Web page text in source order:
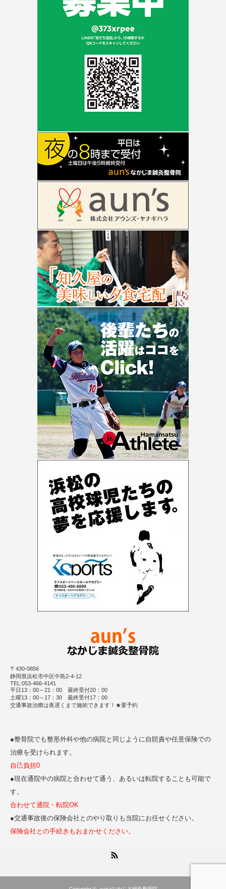
〒430-0856
静岡県浜松市中区中島2-4-12
TEL:053-466-4141
平日13：00～21：00 最終受付20：00
土曜13：00～17：30 最終受付17：00
交通事故治療は夜遅くまで施術できます！★要予約
●整骨院でも整形外科や他の病院と同じように自賠責や任意保険での
治療を受けられます。
自己負担0
●現在通院中の病院と合わせて通う、あるいは転院することも可能で
す。
合わせて通院・転院OK
●交通事故後の保険会社とのやり取りも当院にお任せください。
保険会社との手続きもおまかせください。